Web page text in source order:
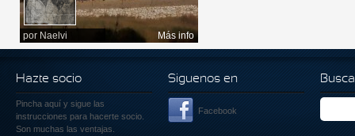
por Naelvi Más info
Hazte socio
Pincha aquí y sigue las
instrucciones para hacerte socio.
Son muchas las ventajas.
Siguenos en
Facebook